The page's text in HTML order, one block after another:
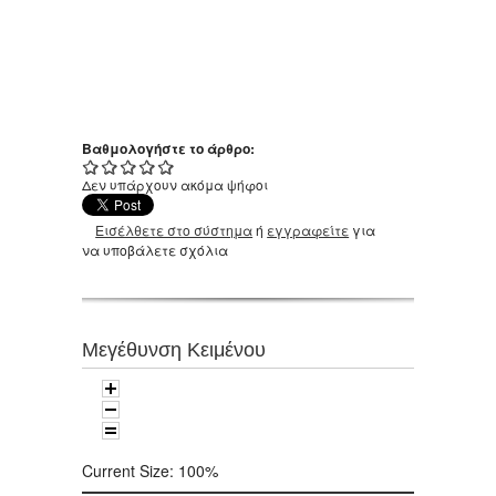
Βαθμολογήστε το άρθρο:
Δεν υπάρχουν ακόμα ψήφοι
Εισέλθετε στο σύστημαή εγγραφείτε για
να υποβάλετε σχόλια
Μεγέθυνση Κειμένου
Current Size: 100%